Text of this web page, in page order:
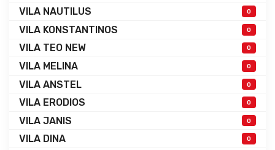
VILA NAUTILUS 0
VILA KONSTANTINOS 0
VILA TEO NEW 0
VILA MELINA 0
VILA ANSTEL 0
VILA ERODIOS 0
VILA JANIS 0
VILA DINA 0